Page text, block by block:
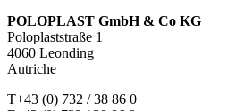
POLOPLAST GmbH & Co KG
Poloplaststraße 1
4060 Leonding
Autriche
T+43 (0) 732 / 38 86 0